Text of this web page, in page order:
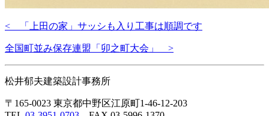
< 「上田の家」サッシも入り工事は順調です
全国町並み保存連盟「卯之町大会」 >
松井郁夫建築設計事務所
〒165-0023 東京都中野区江原町1-46-12-203